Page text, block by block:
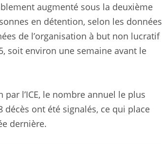
augmenté sous la deuxième
en détention, selon les données
de l’organisation à but non lucratif
soit environ une semaine avant le
l’ICE, le nombre annuel le plus
décès ont été signalés, ce qui place
dernière.